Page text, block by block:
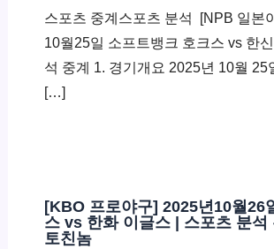
스포츠 중계스포츠 분석 ​ [NPB 일본
10월25일 소프트뱅크 호크스 vs 한
석 중계 1. 경기개요 2025년 10월 25
[…]
[KBO 프로야구] 2025년10월26
스 vs 한화 이글스 | 스포츠 분석
토친놈